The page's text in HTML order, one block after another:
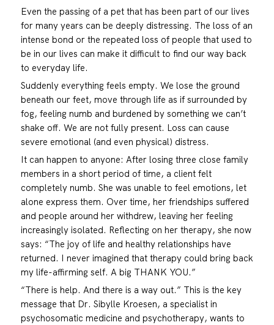
Even the passing of a pet that has been part of our lives
for many years can be deeply distressing. The loss of an
intense bond or the repeated loss of people that used to
be in our lives can make it difficult to find our way back
to everyday life.
Suddenly everything feels empty. We lose the ground
beneath our feet, move through life as if surrounded by
fog, feeling numb and burdened by something we can’t
shake off. We are not fully present. Loss can cause
severe emotional (and even physical) distress.
It can happen to anyone: After losing three close family
members in a short period of time, a client felt
completely numb. She was unable to feel emotions, let
alone express them. Over time, her friendships suffered
and people around her withdrew, leaving her feeling
increasingly isolated. Reflecting on her therapy, she now
says: “The joy of life and healthy relationships have
returned. I never imagined that therapy could bring back
my life-affirming self. A big THANK YOU.”
“There is help. And there is a way out.” This is the key
message that Dr. Sibylle Kroesen, a specialist in
psychosomatic medicine and psychotherapy, wants to